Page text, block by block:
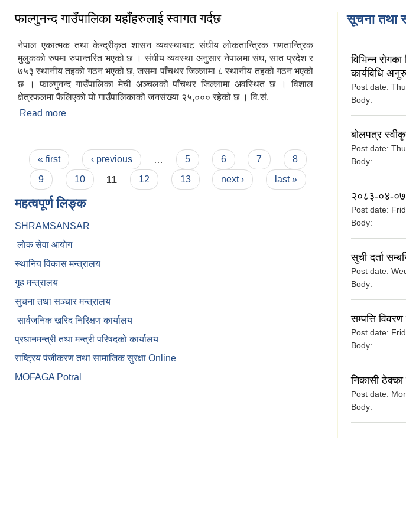
फाल्गुनन्द गाउँपालिका यहाँहरुलाई स्वागत गर्दछ
नेपाल एकात्मक तथा केन्द्रीकृत शासन व्यवस्थाबाट संघीय लोकतान्त्रिक गणतान्त्रिक
मुलुकको रुपमा रुपान्तरित भएको छ । संघीय व्यवस्था अनुसार नेपालमा संघ, सात प्रदेश र
७५३ स्थानीय तहको गठन भएको छ, जसमा पाँचथर जिल्लामा ८ स्थानीय तहको गठन भएको
छ । फाल्गुनन्द गाउँपालिका मेची अञ्चलको पाँचथर जिल्लामा अवस्थित छ । विशाल
क्षेत्रफलमा फैलिएको यो गाउँपालिकाको जनसंख्या २५,००० रहेको छ । वि.सं.
Read more
Pages
« first ‹ previous … 5 6 7
8
9
10 11 12 13 next › last »
महत्वपूर्ण लिङ्क
SHRAMSANSAR
लाेक सेवा आयाेग
स्थानिय विकास मन्त्रालय
गृह मन्त्रालय
सुचना तथा सञ्चार मन्त्रालय
सार्वजनिक खरिद निरिक्षण कार्यालय
प्रधानमन्त्री तथा मन्त्री परिषदकाे कार्यालय
राष्ट्रिय पंजीकरण तथा सामाजिक सुरक्षा Online
MOFAGA Potral
सूचना तथा
विभिन्न
कार्यविधि
Post date:
Body:
बोलपत्र
Post date:
Body:
२०८३-०४-०७
Post date:
Body:
सुची दर्ता
Post date:
Body:
सम्पत्ति
Post date:
Body:
निकासी
Post date:
Body: